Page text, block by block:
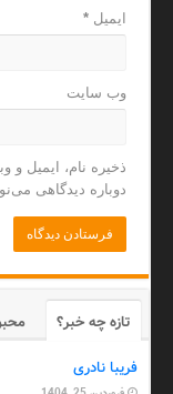
ایمیل*
وب‌ سایت
ذخیره نام، ایمیل و
دوباره دیدگاهی
تازه چه خبر؟
فریبا نادری